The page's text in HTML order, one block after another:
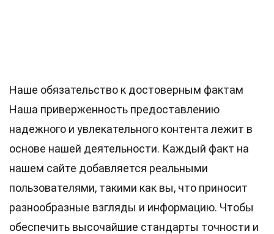
Наше обязательство к достоверным фактам
Наша приверженность предоставлению
надежного и увлекательного контента лежит в
основе нашей деятельности. Каждый факт на
нашем сайте добавляется реальными
пользователями, такими как вы, что приносит
разнообразные взгляды и информацию. Чтобы
обеспечить высочайшие стандарты точности и